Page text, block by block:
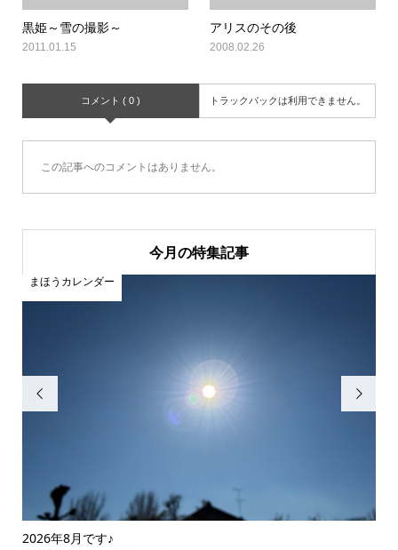
黒姫～雪の撮影～
2011.01.15
アリスのその後
2008.02.26
コメント ( 0 ) トラックバックは利用できません。
この記事へのコメントはありません。
今月の特集記事

♪
